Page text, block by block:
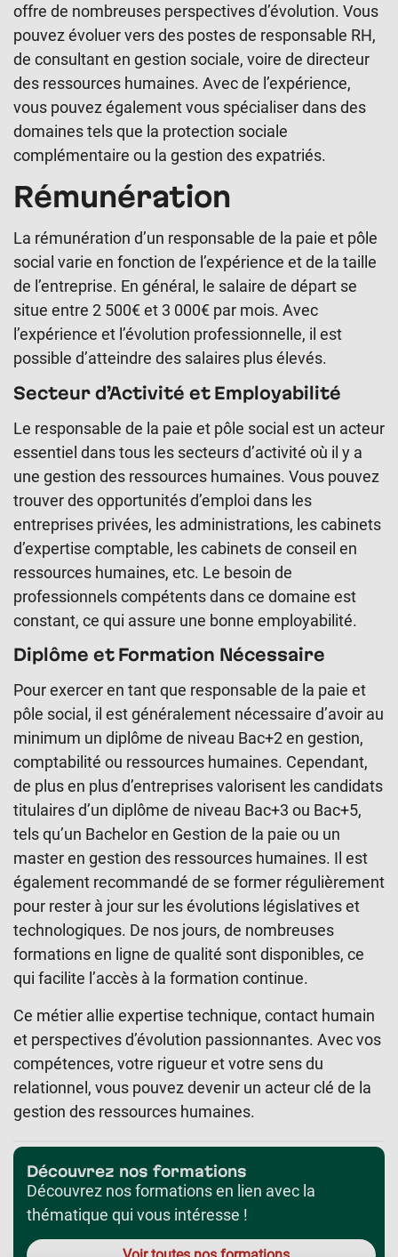
offre de nombreuses perspectives d’évolution. Vous
pouvez évoluer vers des postes de responsable RH,
de consultant en gestion sociale, voire de directeur
des ressources humaines. Avec de l’expérience,
vous pouvez également vous spécialiser dans des
domaines tels que la protection sociale
complémentaire ou la gestion des expatriés.
Rémunération
La rémunération d’un responsable de la paie et pôle
social varie en fonction de l’expérience et de la taille
de l’entreprise. En général, le salaire de départ se
situe entre 2 500€ et 3 000€ par mois. Avec
l’expérience et l’évolution professionnelle, il est
possible d’atteindre des salaires plus élevés.
Secteur d’Activité et Employabilité
Le responsable de la paie et pôle social est un acteur
essentiel dans tous les secteurs d’activité où il y a
une gestion des ressources humaines. Vous pouvez
trouver des opportunités d’emploi dans les
entreprises privées, les administrations, les cabinets
d’expertise comptable, les cabinets de conseil en
ressources humaines, etc. Le besoin de
professionnels compétents dans ce domaine est
constant, ce qui assure une bonne employabilité.
Diplôme et Formation Nécessaire
Pour exercer en tant que responsable de la paie et
pôle social, il est généralement nécessaire d’avoir au
minimum un diplôme de niveau Bac+2 en gestion,
comptabilité ou ressources humaines. Cependant,
de plus en plus d’entreprises valorisent les candidats
titulaires d’un diplôme de niveau Bac+3 ou Bac+5,
tels qu’un Bachelor en Gestion de la paie ou un
master en gestion des ressources humaines. Il est
également recommandé de se former régulièrement
pour rester à jour sur les évolutions législatives et
technologiques. De nos jours, de nombreuses
formations en ligne de qualité sont disponibles, ce
qui facilite l’accès à la formation continue.
Ce métier allie expertise technique, contact humain
et perspectives d’évolution passionnantes. Avec vos
compétences, votre rigueur et votre sens du
relationnel, vous pouvez devenir un acteur clé de la
gestion des ressources humaines.
Découvrez nos formations
Découvrez nos formations en lien avec la
thématique qui vous intéresse !